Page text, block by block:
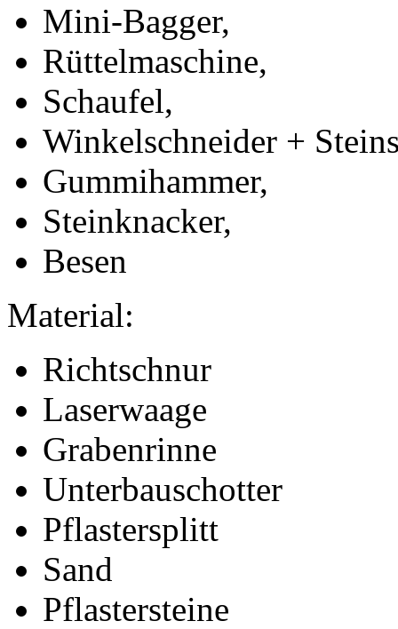
Mini-Bagger,
Rüttelmaschine,
Schaufel,
Winkelschneider +
Gummihammer,
Steinknacker,
Besen
Material:
Richtschnur
Laserwaage
Grabenrinne
Unterbauschotter
Pflastersplitt
Sand
Pflastersteine